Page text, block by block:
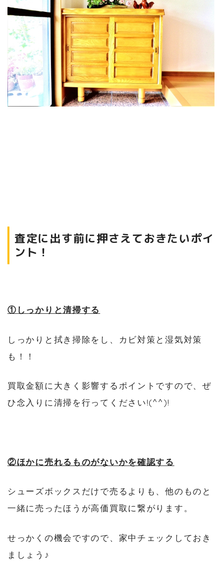
査定に出す前に押さえておきたいポイ
ント！
①しっかりと清掃する
しっかりと拭き掃除をし、カビ対策と湿気対策
も！！
買取金額に大きく影響するポイントですので、ぜ
ひ念入りに清掃を行ってください!(^^)!
②ほかに売れるものがないかを確認する
シューズボックスだけで売るよりも、他のものと
一緒に売ったほうが高価買取に繋がります。
せっかくの機会ですので、家中チェックしておき
ましょう♪